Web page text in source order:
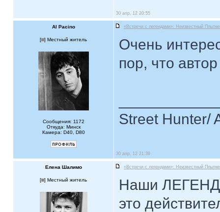
30 апр, 12 20:55
Al Pacino «Встречи с легендами»: Неизвестный
[ ] Местный житель
Сообщения: 1172
Откуда: Минск
Камера: D40, D80
Очень
пор, что
Street Hunter/
30 апр, 12 21:39
Елена Шалимо «Встречи с легендами»: Неизвестный
[ ] Местный житель
Наши
это